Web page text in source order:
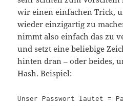
wir einen einfachen Trick,
wieder einzigartig zu
nimmt also einfach das zu
und setzt eine beliebige
hinten dran – oder beides,
Hash. Beispiel:
Unser Passwort lautet =